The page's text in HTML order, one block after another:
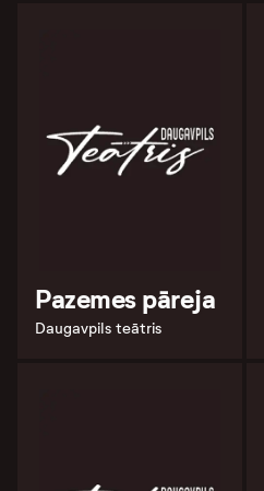
Pazemes pāreja
Daugavpils teātris